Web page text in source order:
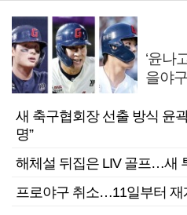
‘윤나
을야
새 축구협회장 선출 방식 윤
명”
해체설 뒤집은 LIV 골프…새
프로야구 취소…11일부터 재